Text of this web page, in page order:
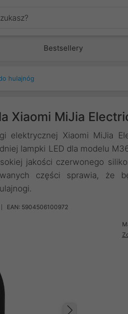
Bestsellery
hulajnóg
Xiaomi MiJia
elektrycznej Xiaomi MiJia
lampki LED dla modelu
jakości czerwonego
części sprawia, że
EAN: 5904506100972